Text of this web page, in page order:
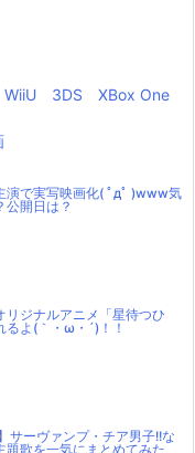
WiiU 3DS
XBox One
演で実写映画化( ﾟдﾟ )www気
公開日は？
リジナルアニメ「星待つひ
るよ(｀・ω・´)！！
サーヴァンプ・チア男子!!な
題歌を一気にまとめてみた